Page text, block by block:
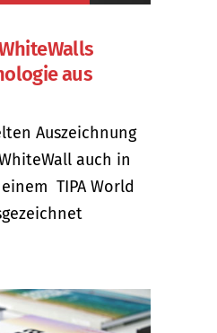
aus
Auszeichnung
auch in
TIPA World